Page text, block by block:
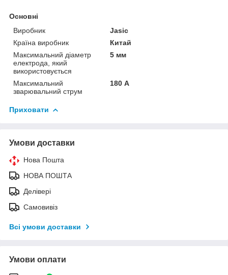
Основні
Виробник
Jasic
Країна виробник
Китай
Максимальний діаметр
електрода, який
використовується
5 мм
Максимальний
зварювальний струм
180 А
Приховати
Умови доставки
Нова Пошта
НОВА ПОШТА
Делівері
Самовивіз
Всі умови доставки
Умови оплати